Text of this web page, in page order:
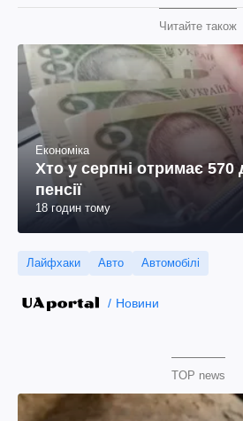
Читайте також
Економіка
Хто у серпні отримає 570
пенсії
18 годин тому
Лайфхаки Авто Автомобілі
Новини
TOP news